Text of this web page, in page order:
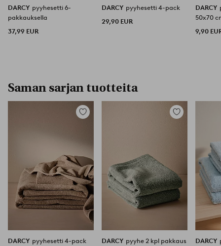
DARCY pyyhesetti 6-
pakkauksella
37,99 EUR
DARCY pyyhesetti 4-pack
29,90 EUR
DARCY
50x70
9,90
Saman sarjan tuotteita
Lisää
DARCY pyyhesetti 4-pack
Lisää
DARCY pyyhe 2 kpl pakkaus
DARCY